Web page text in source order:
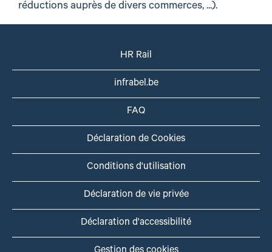
réductions auprès de divers commerces, ...).
HR Rail
infrabel.be
FAQ
Déclaration de Cookies
Conditions d'utilisation
Déclaration de vie privée
Déclaration d'accessibilité